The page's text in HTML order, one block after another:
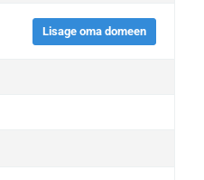
Lisage oma domeen